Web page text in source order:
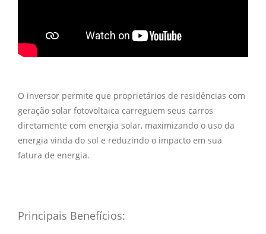
O inversor permite que proprietários de residências com
geração solar fotovoltaica carreguem seus carros
diretamente com energia solar, maximizando o uso da
energia vinda do sol e reduzindo o impacto em sua
fatura de energia.
Principais Benefícios: